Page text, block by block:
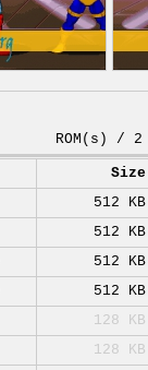
ROM(s) / 2
Size
512 KB
512 KB
512 KB
512 KB
128 KB
128 KB